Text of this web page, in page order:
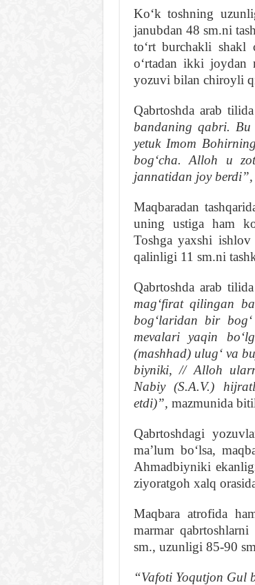
Koʻk toshning
janubdan 48 sm.ni
toʻrt burchakli shakl
oʻrtadan ikki joydan
yozuvi bilan chiroyli
Qabrtoshda arab
bandaning qabri.
yetuk Imom
bogʻcha. Alloh u
jannatidan joy berdi”,
Maqbaradan
uning ustiga ham
Toshga yaxshi
qalinligi 11 sm.ni
Qabrtoshda arab
magʻfirat qilingan
bogʻlaridan bir
mevalari yaqin
(mashhad) ulugʻ va
biyniki, // Alloh
Nabiy (S.A.V.)
etdi)”, mazmunida
Qabrtoshdagi
maʼlum boʻlsa,
Ahmadbiyniki
ziyoratgoh xalq
Maqbara atrofida
marmar
sm., uzunligi 85-90
“Vafoti Yoqutjon Gul